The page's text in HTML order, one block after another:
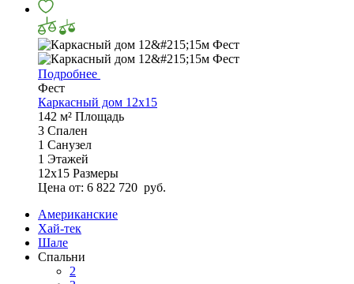
Подробнее
Фест
Каркасный дом 12х15
142 м² Площадь
3 Спален
1 Санузел
1 Этажей
12х15 Размеры
Цена от: 6 822 720 руб.
Американские
Хай-тек
Шале
Спальни
2